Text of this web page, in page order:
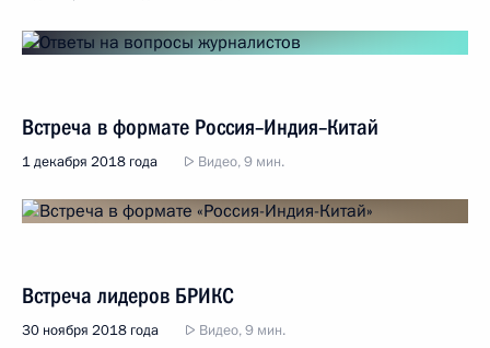
Встреча в формате Россия–Индия–Китай
1 декабря 2018 года Видео, 9 мин.
Встреча лидеров БРИКС
30 ноября 2018 года Видео, 9 мин.